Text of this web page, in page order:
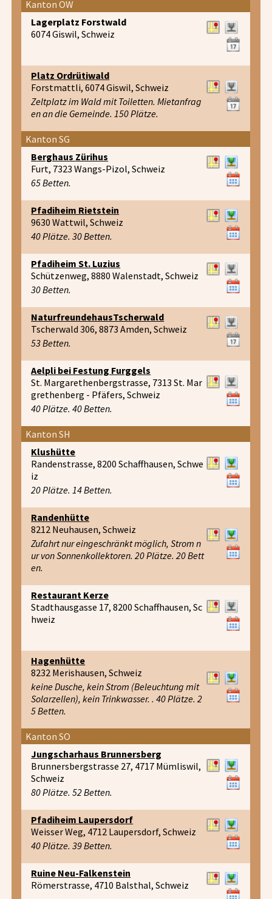
Kanton OW
Lagerplatz Forstwald
6074 Giswil, Schweiz
Platz Ordrütiwald
Forstmattli, 6074 Giswil, Schweiz
Zeltplatz im Wald mit Toiletten. Mietanfrag
en an die Gemeinde. 150 Plätze.
Kanton SG
Berghaus Zürihus
Furt, 7323 Wangs-Pizol, Schweiz
65 Betten.
Pfadiheim Rietstein
9630 Wattwil, Schweiz
40 Plätze. 30 Betten.
Pfadiheim St. Luzius
Schützenweg, 8880 Walenstadt, Schweiz
30 Betten.
NaturfreundehausTscherwald
Tscherwald 306, 8873 Amden, Schweiz
53 Betten.
Aelpli bei Festung Furggels
St. Margarethenbergstrasse, 7313 St. Mar
grethenberg - Pfäfers, Schweiz
40 Plätze. 40 Betten.
Kanton SH
Klushütte
Randenstrasse, 8200 Schaffhausen, Schwe
iz
20 Plätze. 14 Betten.
Randenhütte
8212 Neuhausen, Schweiz
Zufahrt nur eingeschränkt möglich, Strom n
ur von Sonnenkollektoren. 20 Plätze. 20 Bett
en.
Restaurant Kerze
Stadthausgasse 17, 8200 Schaffhausen, Sc
hweiz
Hagenhütte
8232 Merishausen, Schweiz
keine Dusche, kein Strom (Beleuchtung mit
Solarzellen), kein Trinkwasser. . 40 Plätze. 2
5 Betten.
Kanton SO
Jungscharhaus Brunnersberg
Brunnersbergstrasse 27, 4717 Mümliswil,
Schweiz
80 Plätze. 52 Betten.
Pfadiheim Laupersdorf
Weisser Weg, 4712 Laupersdorf, Schweiz
40 Plätze. 39 Betten.
Ruine Neu-Falkenstein
Römerstrasse, 4710 Balsthal, Schweiz